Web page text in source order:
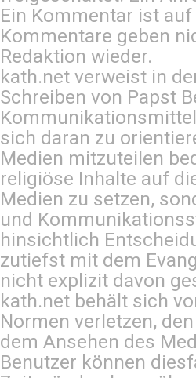
Ein Kommentar ist
Kommentare geben
Redaktion wieder.
kath.net verweist in
Schreiben von Papst
sich daran zu
Medien mitzuteilen
religiöse Inhalte auf
Medien zu setzen,
und
hinsichtlich
zutiefst mit dem
nicht explizit davon
kath.net behält sich
Normen verletzen,
dem Ansehen des
Benutzer können